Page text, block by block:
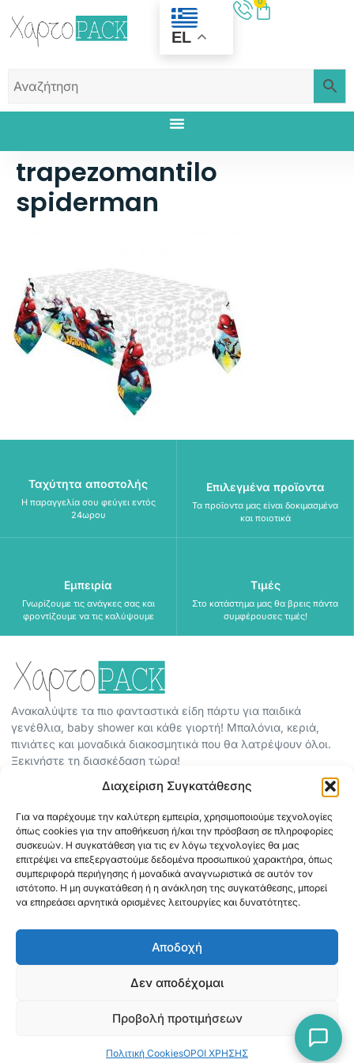
Διαχείριση Συγκατάθεσης
Για να παρέχουμε την καλύτερη εμπειρία, χρησιμοποιούμε τεχνολογίες
όπως cookies για την αποθήκευση ή/και την πρόσβαση σε πληροφορίες
συσκευών. Η συγκατάθεση για τις εν λόγω τεχνολογίες θα μας
επιτρέψει να επεξεργαστούμε δεδομένα προσωπικού χαρακτήρα, όπως
συμπεριφορά περιήγησης ή μοναδικά αναγνωριστικά σε αυτόν τον
ιστότοπο. Η μη συγκατάθεση ή η ανάκληση της συγκατάθεσης, μπορεί
να επηρεάσει αρνητικά ορισμένες λειτουργίες και δυνατότητες.
Αποδοχή
Δεν αποδέχομαι
Προβολή προτιμήσεων
Πολιτική CookiesΟΡΟΙ ΧΡΗΣΗΣ
EL
trapezomantilo
spiderman
Ταχύτητα αποστολής
Η παραγγελία σου φεύγει εντός
24ωρου
Επιλεγμένα προϊοντα
Τα προϊοντα μας είναι δοκιμασμένα
και ποιοτικά
Εμπειρία
Γνωρίζουμε τις ανάγκες σας και
φροντίζουμε να τις καλύψουμε
Τιμές
Στο κατάστημα μας θα βρεις πάντα
συμφέρουσες τιμές!
Ανακαλύψτε τα πιο φανταστικά είδη πάρτυ για παιδικά
γενέθλια, baby shower και κάθε γιορτή! Μπαλόνια, κεριά,
πινιάτες και μοναδικά διακοσμητικά που θα λατρέψουν όλοι.
Ξεκινήστε τη διασκέδαση τώρα!
ΟΡΟΙ ΧΡΗΣΗΣ
ΠΟΛΙΤΙΚΗ ΑΠΟΡΡΗΤΟΥ
ABOUT
ΕΠΙΚΟΙΝΩΝΙΑ
Copyright © 2026 Mediaspot.gr Κατασκευή ιστοσελίδων